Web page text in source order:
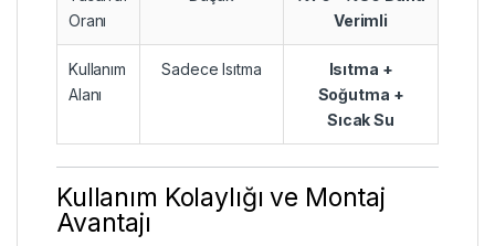
Oranı
Verimli
Kullanım
Alanı
Sadece Isıtma
Isıtma +
Soğutma +
Sıcak Su
Kullanım Kolaylığı ve Montaj
Avantajı